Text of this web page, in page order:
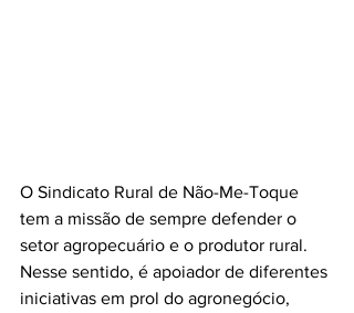
O Sindicato Rural de Não-Me-Toque
tem a missão de sempre defender o
setor agropecuário e o produtor rural.
Nesse sentido, é apoiador de diferentes
iniciativas em prol do agronegócio,